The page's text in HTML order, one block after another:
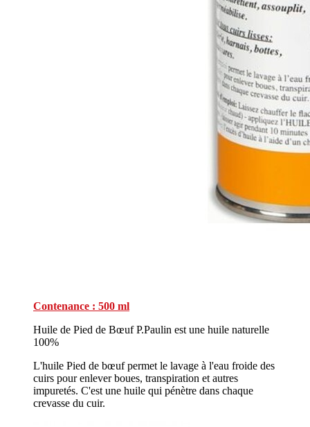
Contenance : 500 ml
Huile de Pied de Bœuf P.Paulin est une huile naturelle
100%
L'huile Pied de bœuf permet le lavage à l'eau froide des
cuirs pour enlever boues, transpiration et autres
impuretés. C'est une huile qui pénètre dans chaque
crevasse du cuir.